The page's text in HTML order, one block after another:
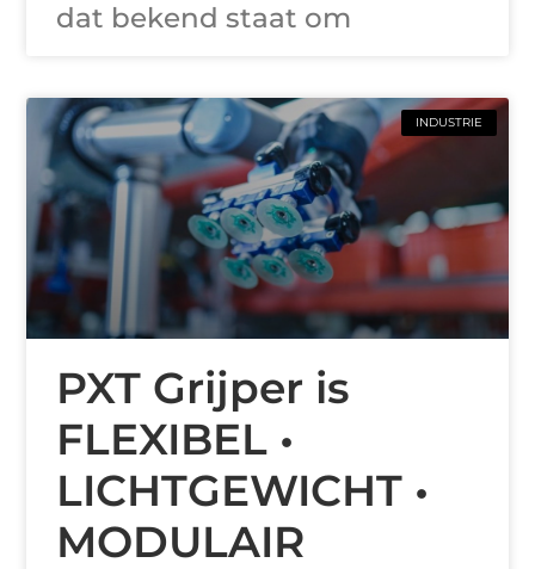
dat bekend staat om
INDUSTRIE
PXT Grijper is
FLEXIBEL •
LICHTGEWICHT •
MODULAIR